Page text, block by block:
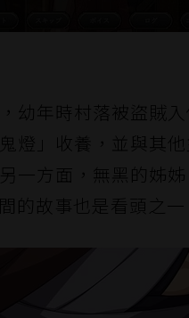
幼年時村落被盜賊
燈」收養，並與其
一方面，無黑的姊
的故事也是看頭之一